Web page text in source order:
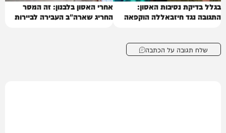
בגלל בדיקת נסיבות האסון:
התגובה נגד חיזבאללה הוקפאה
אחרי האסון בלבנון: זה המסר
החריג שארה"ב העבירה לביירות
שלח תגובה על הכתבה